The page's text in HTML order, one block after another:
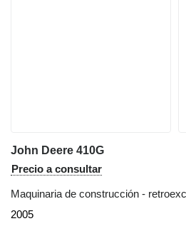
John Deere 410G
Precio a consultar
Maquinaria de construcción -
2005